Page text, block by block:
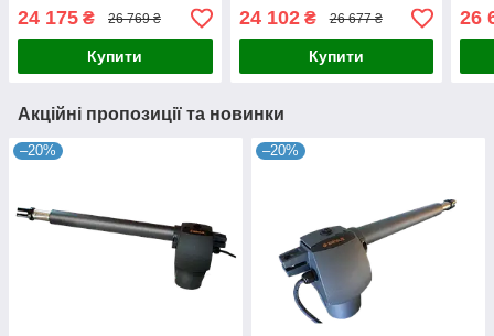
24 175 ₴ 26 769 ₴
Купити
30%)
24 102₴ 26 677 ₴
Купити
26
Акційні пропозиції та новинки
–20% –20%